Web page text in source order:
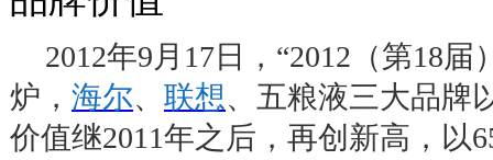
2012年9月 17日， “2012 （第18届
炉， 海尔、 联想、五粮液三大品牌
价值继2011年之后，再创新高，以